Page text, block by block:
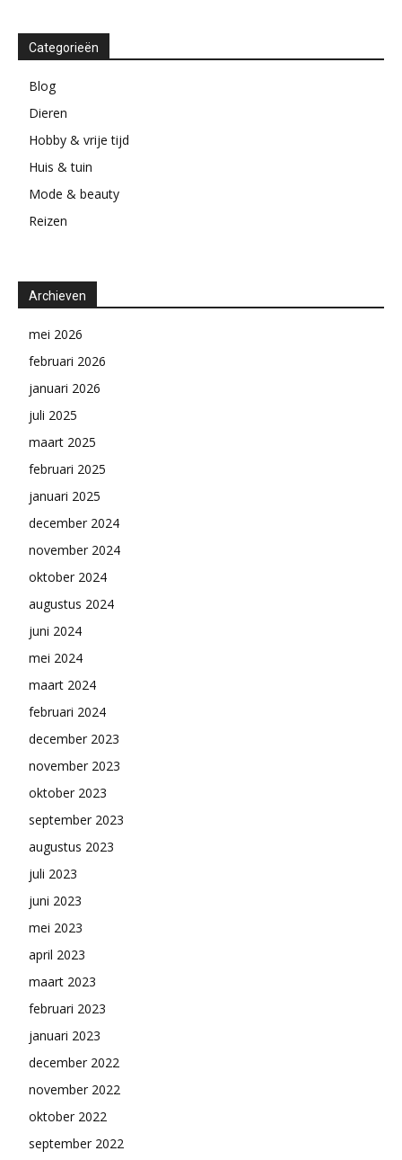
Categorieën
Blog
Dieren
Hobby & vrije tijd
Huis & tuin
Mode & beauty
Reizen
Archieven
mei 2026
februari 2026
januari 2026
juli 2025
maart 2025
februari 2025
januari 2025
december 2024
november 2024
oktober 2024
augustus 2024
juni 2024
mei 2024
maart 2024
februari 2024
december 2023
november 2023
oktober 2023
september 2023
augustus 2023
juli 2023
juni 2023
mei 2023
april 2023
maart 2023
februari 2023
januari 2023
december 2022
november 2022
oktober 2022
september 2022